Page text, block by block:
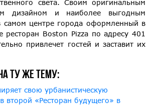
света. Своим оригинальным
дизайном и наиболее выгодным
самом центре города оформленный в
ресторан Boston Pizza по адресу 401
привлечет гостей и заставит их
ТУ ЖЕ ТЕМУ:
свою урбанистическую
второй «Ресторан будущего» в